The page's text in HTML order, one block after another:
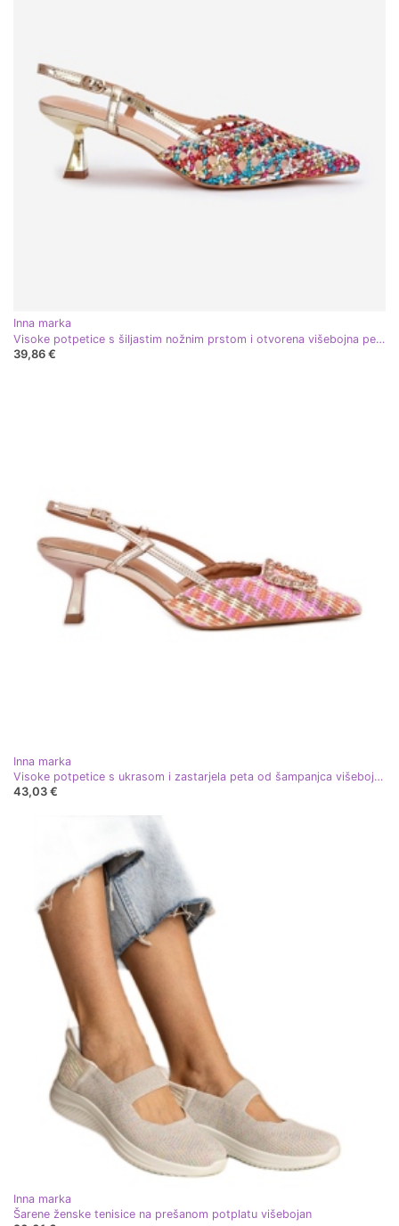
Inna marka
Visoke potpetice s šiljastim nožnim prstom i otvorena višebojna peta višebojan
39,86 €
Inna marka
Visoke potpetice s ukrasom i zastarjela peta od šampanjca višebojan
43,03 €
Inna marka
Šarene ženske tenisice na prešanom potplatu višebojan